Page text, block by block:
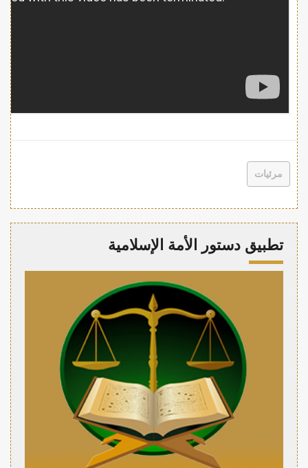
مرئيات
تطبيق دستور الأمة الإسلامية